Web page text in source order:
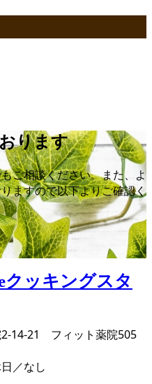
ります
ご相談ください。また、よ
ますので以下よりご確認く
2-14-21 フィット薬院505
／なし